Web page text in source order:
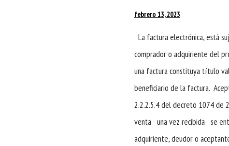
febrero 13, 2023
La factura electrónica, está
comprador o adquiriente del
una factura constituya título
beneficiario de la factura.
2.2.2.5.4 del decreto 1074 de
venta una vez recibida se
adquiriente, deudor o